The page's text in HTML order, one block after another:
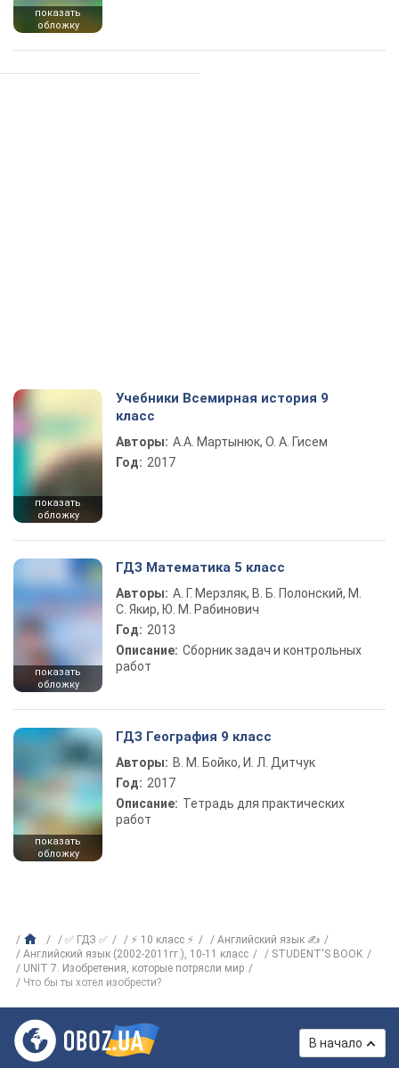
показать
обложку
показать
обложку
Учебники Всемирная история 9
класс
Авторы: А.А. Мартынюк, О. А. Гисем
Год: 2017
показать
обложку
ГДЗ Математика 5 класс
Авторы: А. Г. Мерзляк, В. Б. Полонский, М.
С. Якир, Ю. М. Рабинович
Год: 2013
Описание: Сборник задач и контрольных
работ
показать
обложку
ГДЗ География 9 класс
Авторы: В. М. Бойко, И. Л. Дитчук
Год: 2017
Описание: Тетрадь для практических
работ
✅ ГДЗ ✅ ⚡ 10 класс ⚡
Английский язык ✍
Английский язык (2002-2011гг.), 10-11 класс
STUDENT'S BOOK
UNIT 7. Изобретения, которые потрясли мир
Что бы ты хотел изобрести?
В начало